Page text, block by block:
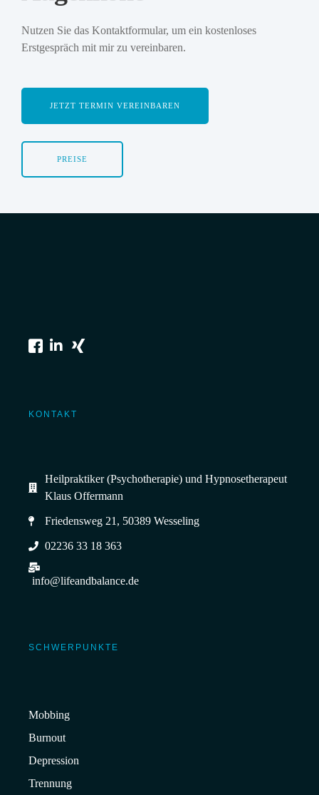
Nutzen Sie das Kontaktformular, um ein kostenloses
Erstgespräch mit mir zu vereinbaren.
JETZT TERMIN VEREINBAREN
PREISE
KONTAKT
Heilpraktiker (Psychotherapie) und Hypnosetherapeut
Klaus Offermann
Friedensweg 21, 50389 Wesseling
02236 33 18 363
info@lifeandbalance.de
SCHWERPUNKTE
Mobbing
Burnout
Depression
Trennung